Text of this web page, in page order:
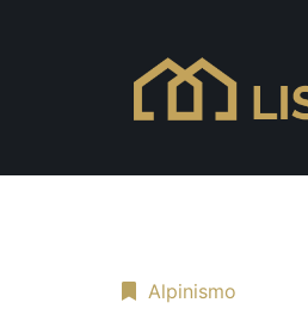
Alpinismo